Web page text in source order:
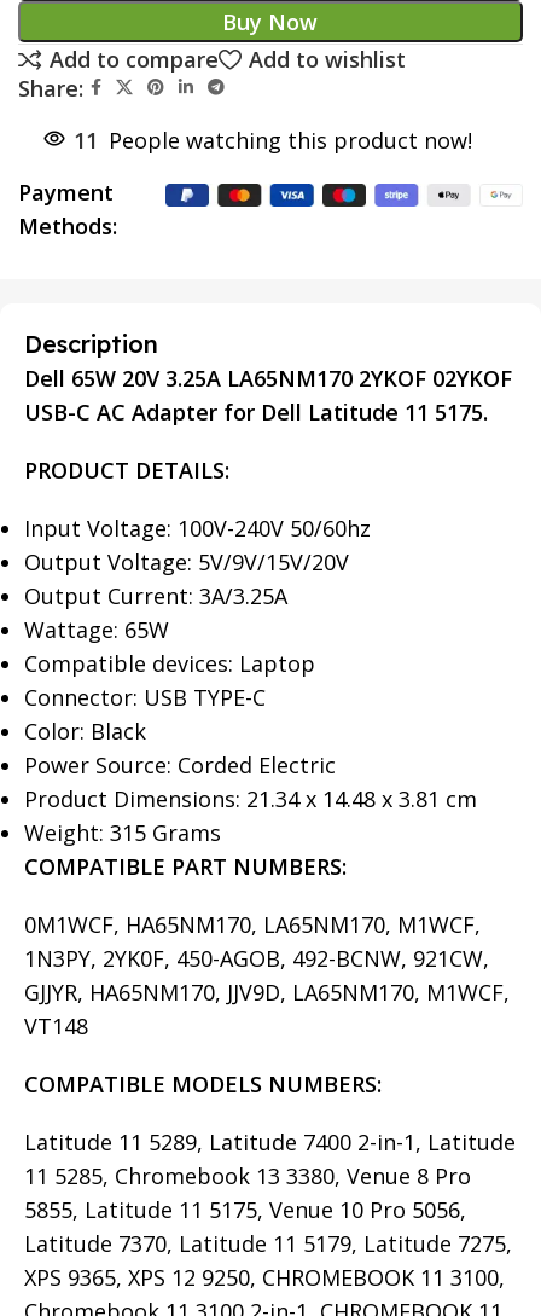
Buy Now
Add to compare
Add to wishlist
Share:
11 People watching this product now!
Payment
Methods:
Description
Dell 65W 20V 3.25A LA65NM170 2YKOF 02YKOF
USB-C AC Adapter for Dell Latitude 11 5175.
PRODUCT DETAILS:
Input Voltage: 100V-240V 50/60hz
Output Voltage: 5V/9V/15V/20V
Output Current: 3A/3.25A
Wattage: 65W
Compatible devices: Laptop
Connector: USB TYPE-C
Color: Black
Power Source: Corded Electric
Product Dimensions: 21.34 x 14.48 x 3.81 cm
Weight: 315 Grams
COMPATIBLE PART NUMBERS:
0M1WCF, HA65NM170, LA65NM170, M1WCF,
1N3PY, 2YK0F, 450-AGOB, 492-BCNW, 921CW,
GJJYR, HA65NM170, JJV9D, LA65NM170, M1WCF,
VT148
COMPATIBLE MODELS NUMBERS:
Latitude 11 5289, Latitude 7400 2-in-1, Latitude
11 5285, Chromebook 13 3380, Venue 8 Pro
5855, Latitude 11 5175, Venue 10 Pro 5056,
Latitude 7370, Latitude 11 5179, Latitude 7275,
XPS 9365, XPS 12 9250, CHROMEBOOK 11 3100,